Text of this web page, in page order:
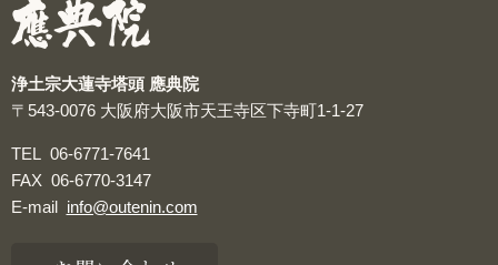
浄土宗大蓮寺塔頭 應典院
〒543-0076 大阪府大阪市天王寺区下寺町1-1-27
TEL 06-6771-7641
FAX 06-6770-3147
E-mail info@outenin.com